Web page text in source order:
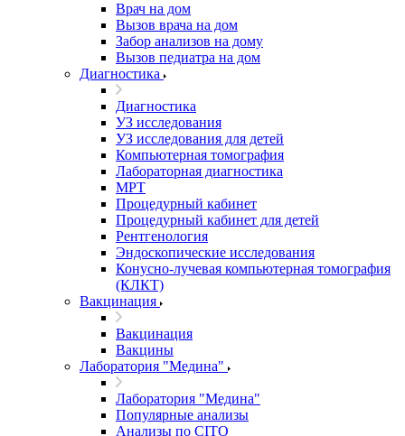
Врач на дом
Вызов врача на дом
Забор анализов на дому
Вызов педиатра на дом
Диагностика
Диагностика
УЗ исследования
УЗ исследования для детей
Компьютерная томография
Лабораторная диагностика
МРТ
Процедурный кабинет
Процедурный кабинет для детей
Рентгенология
Эндоскопические исследования
Конусно-лучевая компьютерная томография
(КЛКТ)
Вакцинация
Вакцинация
Вакцины
Лаборатория "Медина"
Лаборатория "Медина"
Популярные анализы
Анализы по CITO